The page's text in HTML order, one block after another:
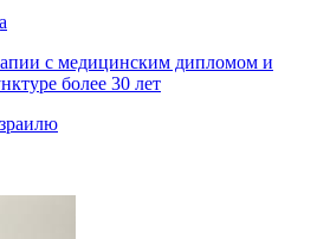
с медицинским дипломом и
более 30 лет